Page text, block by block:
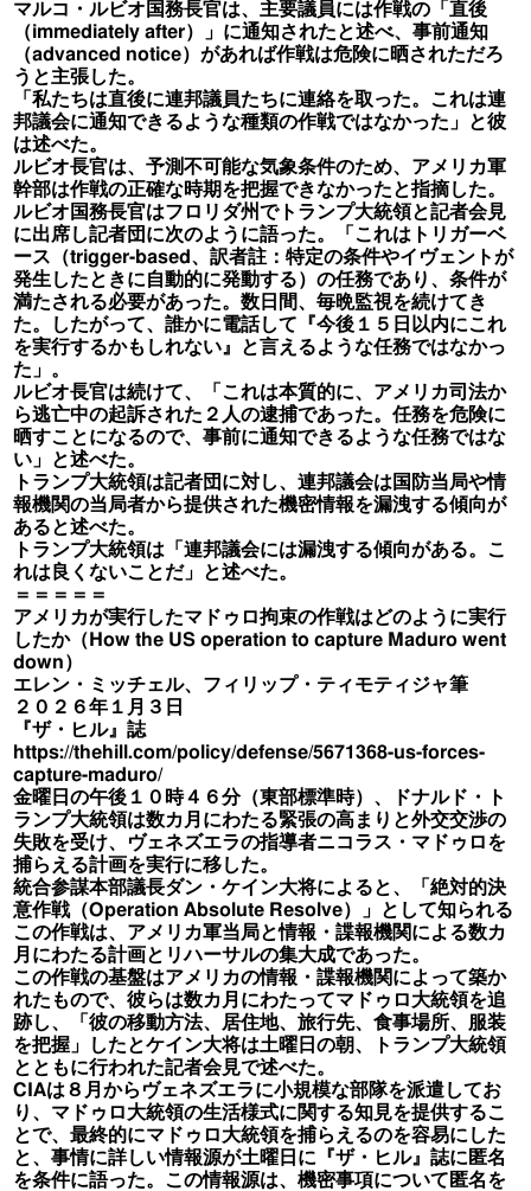
マルコ・ルビオ国務長官は、主要議員には作戦の「直後
（immediately after）」に通知されたと述べ、事前通知
（advanced notice）があれば作戦は危険に晒されただろ
うと主張した。
「私たちは直後に連邦議員たちに連絡を取った。これは連
邦議会に通知できるような種類の作戦ではなかった」と彼
は述べた。
ルビオ長官は、予測不可能な気象条件のため、アメリカ軍
幹部は作戦の正確な時期を把握できなかったと指摘した。
ルビオ国務長官はフロリダ州でトランプ大統領と記者会見
に出席し記者団に次のように語った。「これはトリガーベ
ース（trigger-based、訳者註：特定の条件やイヴェントが
発生したときに自動的に発動する）の任務であり、条件が
満たされる必要があった。数日間、毎晩監視を続けてき
た。したがって、誰かに電話して『今後１５日以内にこれ
を実行するかもしれない』と言えるような任務ではなかっ
た」。
ルビオ長官は続けて、「これは本質的に、アメリカ司法か
ら逃亡中の起訴された２人の逮捕であった。任務を危険に
晒すことになるので、事前に通知できるような任務ではな
い」と述べた。
トランプ大統領は記者団に対し、連邦議会は国防当局や情
報機関の当局者から提供された機密情報を漏洩する傾向が
あると述べた。
トランプ大統領は「連邦議会には漏洩する傾向がある。こ
れは良くないことだ」と述べた。
＝＝＝＝＝
アメリカが実行したマドゥロ拘束の作戦はどのように実行
したか（How the US operation to capture Maduro went
down）
エレン・ミッチェル、フィリップ・ティモティジャ筆
２０２６年１月３日
『ザ・ヒル』誌
https://thehill.com/policy/defense/5671368-us-forces-
capture-maduro/
金曜日の午後１０時４６分（東部標準時）、ドナルド・ト
ランプ大統領は数カ月にわたる緊張の高まりと外交交渉の
失敗を受け、ヴェネズエラの指導者ニコラス・マドゥロを
捕らえる計画を実行に移した。
統合参謀本部議長ダン・ケイン大将によると、「絶対的決
意作戦（Operation Absolute Resolve）」として知られる
この作戦は、アメリカ軍当局と情報・諜報機関による数カ
月にわたる計画とリハーサルの集大成であった。
この作戦の基盤はアメリカの情報・諜報機関によって築か
れたもので、彼らは数カ月にわたってマドゥロ大統領を追
跡し、「彼の移動方法、居住地、旅行先、食事場所、服装
を把握」したとケイン大将は土曜日の朝、トランプ大統領
とともに行われた記者会見で述べた。
CIAは８月からヴェネズエラに小規模な部隊を派遣してお
り、マドゥロ大統領の生活様式に関する知見を提供するこ
とで、最終的にマドゥロ大統領を捕らえるのを容易にした
と、事情に詳しい情報源が土曜日に『ザ・ヒル』誌に匿名
を条件に語った。この情報源は、機密事項について匿名を